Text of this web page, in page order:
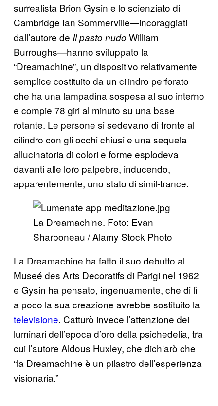
surrealista Brion Gysin e lo scienziato di
Cambridge Ian Sommerville—incoraggiati
dall’autore de Il pasto nudo William
Burroughs—hanno sviluppato la
“Dreamachine”, un dispositivo relativamente
semplice costituito da un cilindro perforato
che ha una lampadina sospesa al suo interno
e compie 78 giri al minuto su una base
rotante. Le persone si sedevano di fronte al
cilindro con gli occhi chiusi e una sequela
allucinatoria di colori e forme esplodeva
davanti alle loro palpebre, inducendo,
apparentemente, uno stato di simil-trance.
La Dreamachine. Foto: Evan
Sharboneau / Alamy Stock Photo
La Dreamachine ha fatto il suo debutto al
Museé des Arts Decoratifs di Parigi nel 1962
e Gysin ha pensato, ingenuamente, che di lì
a poco la sua creazione avrebbe sostituito la
televisione. Catturò invece l’attenzione dei
luminari dell’epoca d’oro della psichedelia, tra
cui l’autore Aldous Huxley, che dichiarò che
“la Dreamachine è un pilastro dell’esperienza
visionaria.”